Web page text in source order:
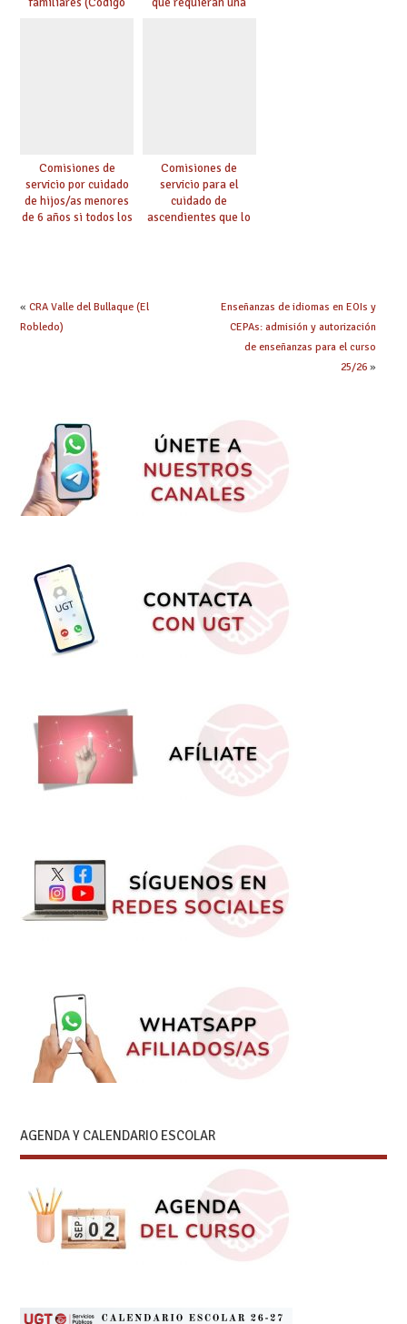
Comisiones de
servicio por cuidado
de hijos/as menores
de 6 años si todos los
Comisiones de
servicio para el
cuidado de
ascendientes que lo
« CRA Valle del Bullaque (El
Robledo)
Enseñanzas de idiomas en EOIs y
CEPAs: admisión y autorización
de enseñanzas para el curso
25/26»
AGENDA Y CALENDARIO ESCOLAR